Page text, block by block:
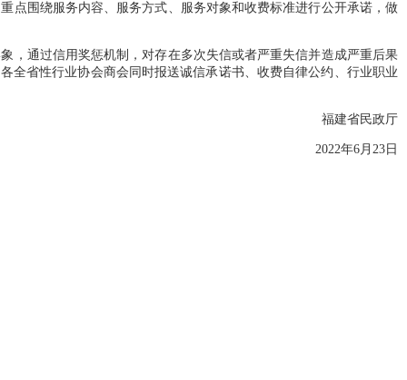
围绕服务内容、服务方式、服务对象和收费标准进行公开承诺，做
通过信用奖惩机制，对存在多次失信或者严重失信并造成严重后果
全省性行业协会商会同时报送诚信承诺书、收费自律公约、行业职业
福建省民政厅
2022年6月23日